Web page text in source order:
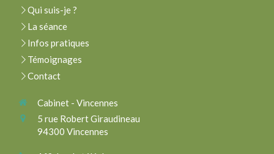
Qui suis-je ?
La séance
Infos pratiques
Témoignages
Contact
Cabinet - Vincennes
5 rue Robert Giraudineau
94300 Vincennes